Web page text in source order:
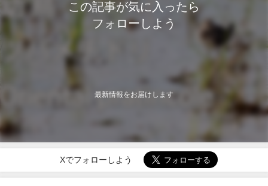
この記事が気に入ったら
フォローしよう
最新情報をお届けします
Xでフォローしよう